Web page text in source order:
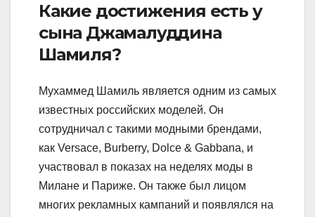
Какие достижения есть у
сына Джамалуддина
Шамиля?
Мухаммед Шамиль является одним из самых
известных российских моделей. Он
сотрудничал с такими модными брендами,
как Versace, Burberry, Dolce & Gabbana, и
участвовал в показах на неделях моды в
Милане и Париже. Он также был лицом
многих рекламных кампаний и появлялся на